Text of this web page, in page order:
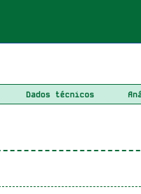
Dados técnicos